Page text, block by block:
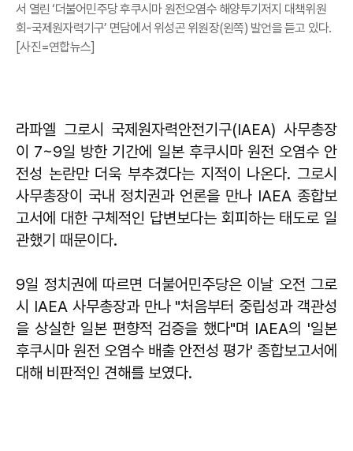
서 열린 ‘더불어민주당 후쿠시마 원전오염수 해양투기저지 대책위원
회-국제원자력기구’ 면담에서 위성곤 위원장(왼쪽) 발언을 듣고 있다.
[사진=연합뉴스]
라파엘 그로시 국제원자력안전기구(IAEA) 사무총장
이 7~9일 방한 기간에 일본 후쿠시마 원전 오염수 안
전성 논란만 더욱 부추겼다는 지적이 나온다. 그로시
사무총장이 국내 정치권과 언론을 만나 IAEA 종합보
고서에 대한 구체적인 답변보다는 회피하는 태도로 일
관했기 때문이다.
9일 정치권에 따르면 더불어민주당은 이날 오전 그로
시 IAEA 사무총장과 만나 "처음부터 중립성과 객관성
을 상실한 일본 편향적 검증을 했다"며 IAEA의 '일본
후쿠시마 원전 오염수 배출 안전성 평가' 종합보고서에
대해 비판적인 견해를 보였다.